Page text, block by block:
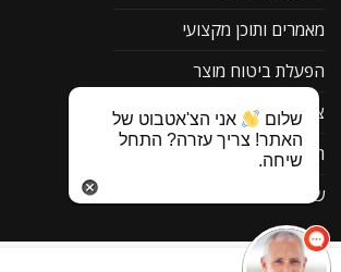
מאמרים ותוכן מקצועי
הפעלת ביטוח מוצר
צור קשר
תוכנה להורדה F1
שאלות ותשובות
ביטול עסקה
שלום
אני הצ'אטבוט של
האתר! צריך עזרה? התחל
שיחה.